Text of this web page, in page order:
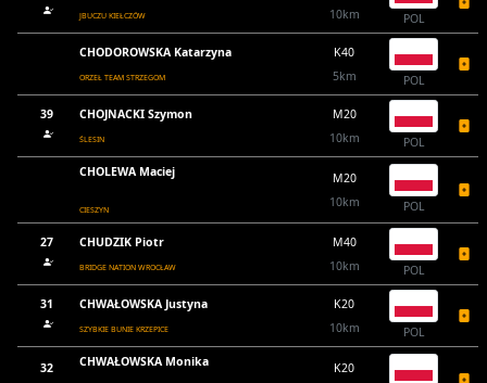
JBUCZU KIEŁCZÓW
10km
POL
CHODOROWSKA Katarzyna
ORZEŁ TEAM STRZEGOM
K40
5km
POL
39 CHOJNACKI Szymon
ŚLESIN
M20
10km
POL
CHOLEWA Maciej
CIESZYN
M20
10km
POL
27 CHUDZIK Piotr
BRIDGE NATION WROCŁAW
M40
10km
POL
31 CHWAŁOWSKA Justyna
SZYBKIE BUNIE KRZEPICE
K20
10km
POL
32 CHWAŁOWSKA Monika
K20